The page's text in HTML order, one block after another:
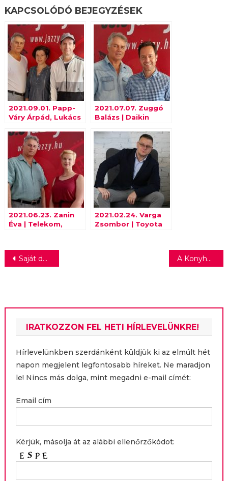
KAPCSOLÓDÓ BEJEGYZÉSEK
2021.09.01. Papp-
Váry Árpád, Lukács
2021.07.07. Zuggó
Balázs | Daikin
2021.06.23. Zanin
Éva | Telekom,
2021.02.24. Varga
Zsombor | Toyota
Bejegyzés
Saját dallal ünnepli ötödik születésnapját az Emerald PR A Konyhafőnök VIP: káosz a konyhában
IRATKOZZON FEL HETI HÍRLEVELÜNKRE!
Hírlevelünkben szerdánként küldjük ki az elmúlt hét
napon megjelent legfontosabb híreket. Ne maradjon
le! Nincs más dolga, mint megadni e-mail címét:
Email cím
Kérjük, másolja át az alábbi ellenőrzőkódot: